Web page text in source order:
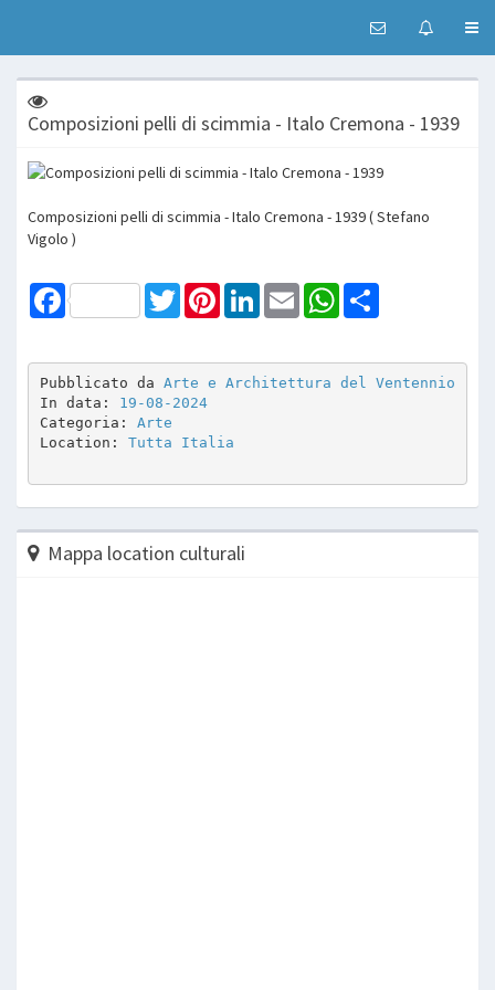
Composizioni pelli di scimmia - Italo Cremona - 1939
Composizioni pelli di scimmia - Italo Cremona - 1939 ( Stefano
Vigolo )
Facebook TwitterPinterestLinkedInEmail WhatsApp
Pubblicato da Arte e Architettura del Ventennio
In data: 19-08-2024
Categoria: Arte
Location: Tutta Italia
Mappa location culturali